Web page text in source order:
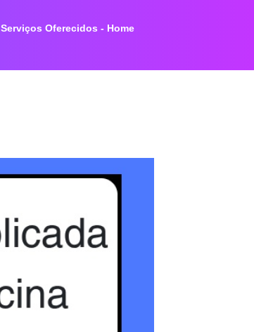
Serviços Oferecidos - Home